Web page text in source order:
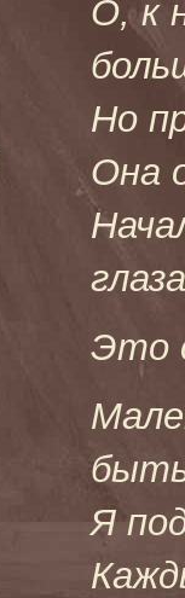
О, к
Но
Она
Это
Я